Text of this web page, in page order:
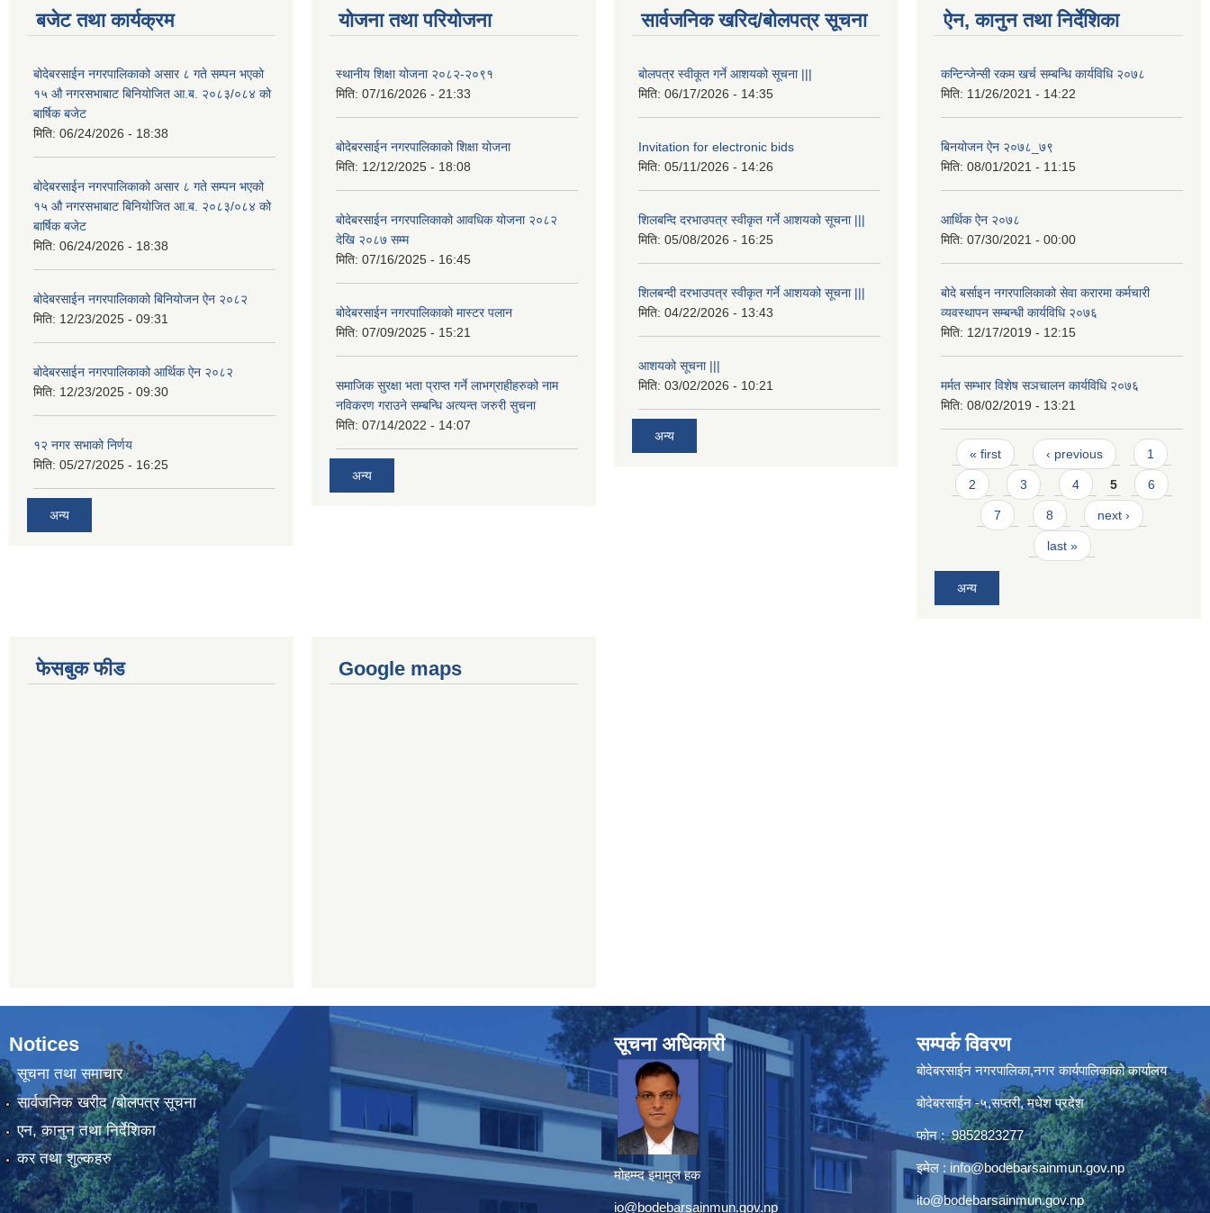
बजेट तथा कार्यक्रम
बोदेबरसाईन नगरपालिकाको असार ८ गते सम्पन भएको
१५ ‍‍‍औ नगरसभाबाट बिनियोजित आ.ब. २०८३/०८४ को
बार्षिक बजेट
मिति: 06/24/2026 - 18:38
बोदेबरसाईन नगरपालिकाको असार ८ गते सम्पन भएको
१५ ‍‍‍औ नगरसभाबाट बिनियोजित आ.ब. २०८३/०८४ को
बार्षिक बजेट
मिति: 06/24/2026 - 18:38
बोदेबरसाईन नगरपालिकाको बिनियोजन ऐन २०८२
मिति: 12/23/2025 - 09:31
बोदेबरसाईन नगरपालिकाको आर्थिक ऐन २०८२
मिति: 12/23/2025 - 09:30
१२ नगर सभाको निर्णय
मिति: 05/27/2025 - 16:25
अन्य
योजना तथा परियोजना
स्थानीय शिक्षा योजना २०८२-२०९१
मिति: 07/16/2026 - 21:33
बोदेबरसाईन नगरपालिकाको शिक्षा योजना
मिति: 12/12/2025 - 18:08
बोदेबरसाईन नगरपालिकाको आवधिक योजना २०८२
देखि २०८७ सम्म
मिति: 07/16/2025 - 16:45
बोदेबरसाईन नगरपालिकाको मास्टर पलान
मिति: 07/09/2025 - 15:21
समाजिक सुरक्षा भता प्राप्त गर्ने लाभग्राहीहरुको नाम
नविकरण गराउने सम्बन्धि अत्यन्त जरुरी सुचना
मिति: 07/14/2022 - 14:07
अन्य
सार्वजनिक खरिद/बोलपत्र सूचना
बोलपत्र स्वीकूत गर्ने आशयको सूचना |||
मिति: 06/17/2026 - 14:35
Invitation for electronic bids
मिति: 05/11/2026 - 14:26
शिलबन्दि दरभाउपत्र स्वीकृत गर्ने आशयको सूचना |||
मिति: 05/08/2026 - 16:25
शिलबन्दी दरभाउपत्र स्वीकृत गर्ने आशयको सूचना |||
मिति: 04/22/2026 - 13:43
आशयको सूचना |||
मिति: 03/02/2026 - 10:21
अन्य
ऐन, कानुन तथा निर्देशिका
कन्टिन्जेन्सी रकम खर्च सम्बन्धि कार्यविधि २०७८
मिति: 11/26/2021 - 14:22
बिनयोजन ऐन २०७८_७९
मिति: 08/01/2021 - 11:15
आर्थिक ऐन २०७८
मिति: 07/30/2021 - 00:00
बोदे बर्साइन नगरपालिकाको सेवा करारमा कर्मचारी
व्यवस्थापन सम्बन्धी कार्यविधि २०७६
मिति: 12/17/2019 - 12:15
मर्मत सम्भार विशेष सञचालन कार्यविधि २०७६
मिति: 08/02/2019 - 13:21
Pages
« first ‹ previous 1
2 3 4 5 6
7 8 next ›
last »
अन्य
फेसबुक फीड Google maps
Notices
सूचना तथा समाचार
सार्वजनिक खरीद /बोलपत्र सूचना
एन, कानुन तथा निर्देशिका
कर तथा शुल्कहरु
सूचना अधिकारी
मोहम्म्द इमामुल हक
io@bodebarsainmun.gov.np
सम्पर्क विवरण
बोदेबरसाईन नगरपालिका,नगर कार्यपालिकाको कार्यालय
बोदेबरसाईन -५,सप्तरी, मधेश प्रदेश
फोन : 9852823277
इमेल : info@bodebarsainmun.gov.np
ito@bodebarsainmun.gov.np